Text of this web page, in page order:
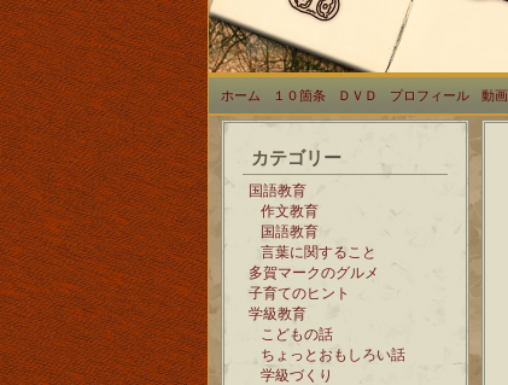
ホーム １０箇条 ＤＶＤ プロフィール 動画
カテゴリー
国語教育
作文教育
国語教育
言葉に関すること
多賀マークのグルメ
子育てのヒント
学級教育
こどもの話
ちょっとおもしろい話
学級づくり